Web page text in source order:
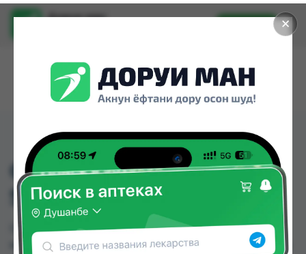
✕
Доруи ман
Установить
CIPROHEXAL 250MG 10
STK. FILMTABLETTEN
CIPROHEXAL 250MG 10 STK. FILMTABLETTEN
можно купить или заказать в аптеках, Дорухона